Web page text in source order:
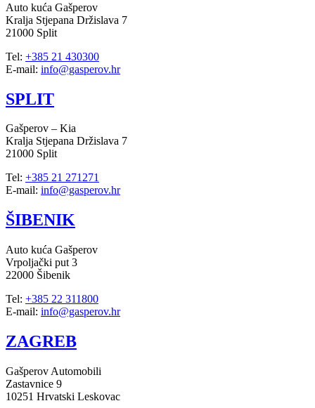
Auto kuća Gašperov
Kralja Stjepana Držislava 7
21000 Split
Tel: +385 21 430300
E-mail: info@gasperov.hr
SPLIT
Gašperov – Kia
Kralja Stjepana Držislava 7
21000 Split
Tel: +385 21 271271
E-mail: info@gasperov.hr
ŠIBENIK
Auto kuća Gašperov
Vrpoljački put 3
22000 Šibenik
Tel: +385 22 311800
E-mail: info@gasperov.hr
ZAGREB
Gašperov Automobili
Zastavnice 9
10251 Hrvatski Leskovac